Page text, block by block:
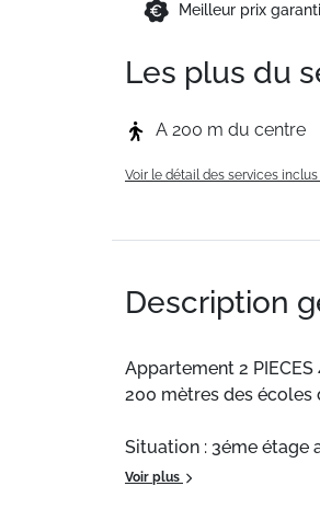
Meilleur prix garanti
Les plus du
A 200 m du centre
Voir le détail des services
Description
Appartement 2
200 mètres des écoles
Situation : 3éme étage
Voir plus